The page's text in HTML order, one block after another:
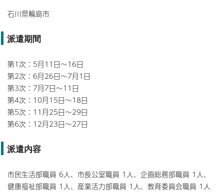
石川県輪島市
派遣期間
第1次：5月11日～16日
第2次：6月26日～7月1日
第3次：7月7日～11日
第4次：10月15日～18日
第5次：11月25日～29日
第6次：12月23日～27日
派遣内容
市民生活部職員 6人、市長公室職員 1人、企画総務部職員 1人、
健康福祉部職員 1人、産業活力部職員 1人、教育委員会職員 1人